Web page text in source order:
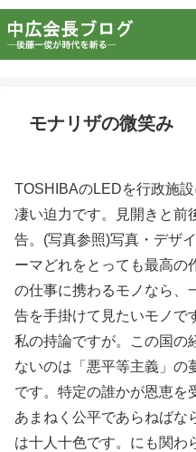
モナリザの微笑み
TOSHIBAのLEDを行政施設
凄い迫力です。見開きと前
告。(写真参照)写真・デザ
ーマどれをとっても最高の
の仕事に携わるモノなら、
告を手掛けて見たいモノで
私の持論ですが。この国の
ないのは「悪平等主義」の
です。特定の誰かが恩恵を
あまねく公平であらねばな
は十人十色です。にも関わ